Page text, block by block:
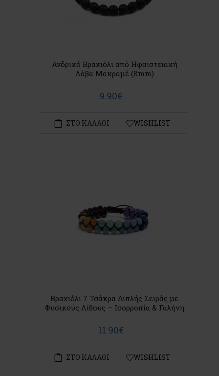
Ανδρικό Βραχιόλι από Ηφαιστειακή
Λάβα Μακραμέ (8mm)
9.90€
ΣΤΟ ΚΑΛΑΘΙ WISHLIST
Βραχιόλι 7 Τσάκρα Διπλής Σειράς με
Φυσικούς Λίθους – Ισορροπία & Γαλήνη
11.90€
ΣΤΟ ΚΑΛΑΘΙ WISHLIST